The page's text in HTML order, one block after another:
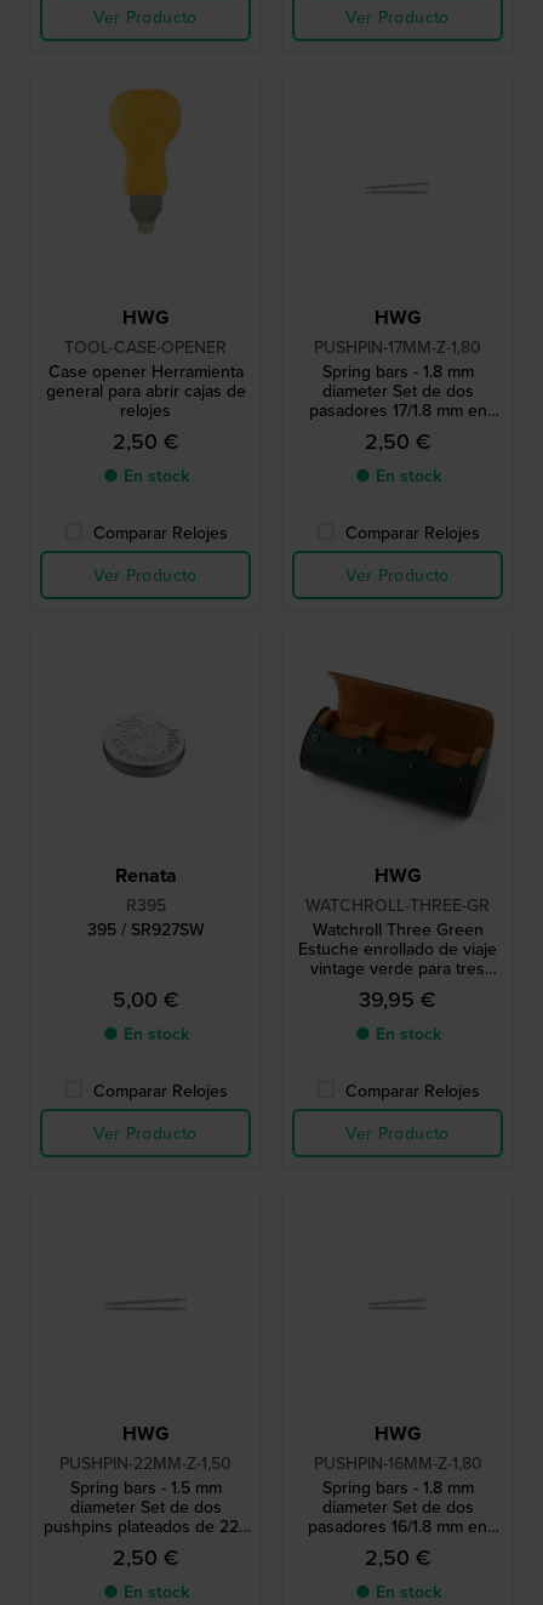
Ver Producto
Ver Producto
HWG
TOOL-CASE-OPENER
Case opener Herramienta
general para abrir cajas de
relojes
2,50 €
● En stock
Comparar Relojes
Ver Producto
HWG
PUSHPIN-17MM-Z-1,80
Spring bars - 1.8 mm
diameter Set de dos
pasadores 17/1.8 mm en
tono plateado
2,50 €
● En stock
Comparar Relojes
Ver Producto
Renata
R395
395 / SR927SW
5,00 €
● En stock
Comparar Relojes
Ver Producto
HWG
WATCHROLL-THREE-GR
Watchroll Three Green
Estuche enrollado de viaje
vintage verde para tres
relojes
39,95 €
● En stock
Comparar Relojes
Ver Producto
HWG
PUSHPIN-22MM-Z-1,50
Spring bars - 1.5 mm
diameter Set de dos
pushpins plateados de 22 /
1,5 mm
2,50 €
● En stock
HWG
PUSHPIN-16MM-Z-1,80
Spring bars - 1.8 mm
diameter Set de dos
pasadores 16/1.8 mm en
tono plateado
2,50 €
● En stock